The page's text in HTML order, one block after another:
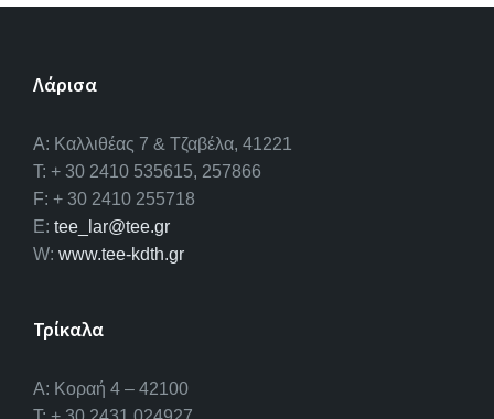
Λάρισα
A: Καλλιθέας 7 & Τζαβέλα, 41221
T: + 30 2410 535615, 257866
F: + 30 2410 255718
E: tee_lar@tee.gr
W: www.tee-kdth.gr
Τρίκαλα
Α: Κοραή 4 – 42100